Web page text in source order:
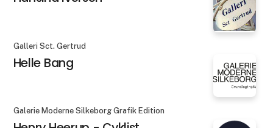
Galleri Sct. Gertrud
Helle Bang
Galerie Moderne Silkeborg Grafik Edition